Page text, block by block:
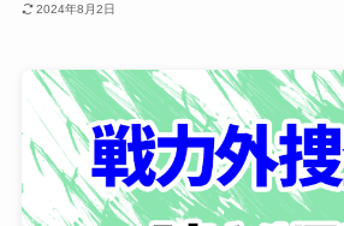
2024年8月2日